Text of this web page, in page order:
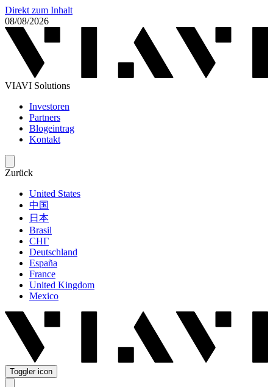
Direkt zum Inhalt
08/08/2026
VIAVI Solutions
Investoren
Partners
Blogeintrag
Kontakt
Zurück
United States
中国
日本
Brasil
СНГ
Deutschland
España
France
United Kingdom
Mexico
Toggler icon